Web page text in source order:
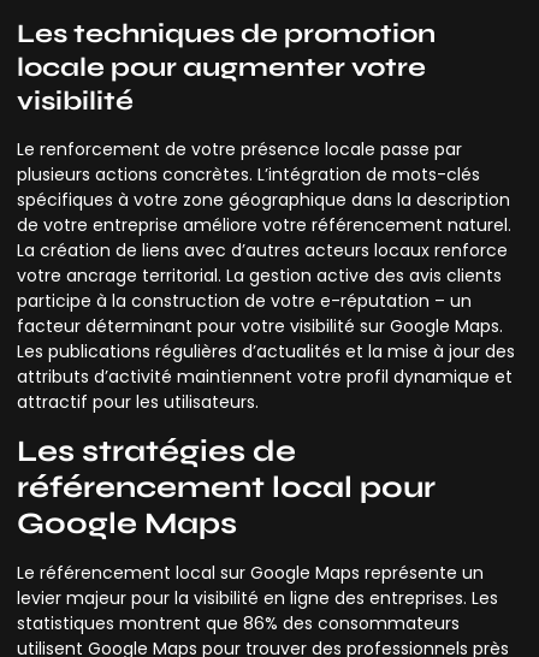
Les techniques de promotion
locale pour augmenter votre
visibilité
Le renforcement de votre présence locale passe par
plusieurs actions concrètes. L’intégration de mots-clés
spécifiques à votre zone géographique dans la description
de votre entreprise améliore votre référencement naturel.
La création de liens avec d’autres acteurs locaux renforce
votre ancrage territorial. La gestion active des avis clients
participe à la construction de votre e-réputation – un
facteur déterminant pour votre visibilité sur Google Maps.
Les publications régulières d’actualités et la mise à jour des
attributs d’activité maintiennent votre profil dynamique et
attractif pour les utilisateurs.
Les stratégies de
référencement local pour
Google Maps
Le référencement local sur Google Maps représente un
levier majeur pour la visibilité en ligne des entreprises. Les
statistiques montrent que 86% des consommateurs
utilisent Google Maps pour trouver des professionnels près